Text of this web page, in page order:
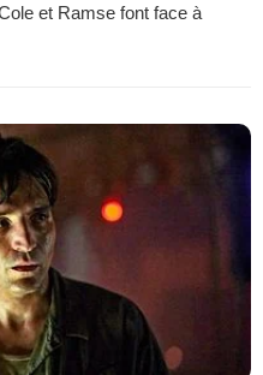
et Ramse font face à